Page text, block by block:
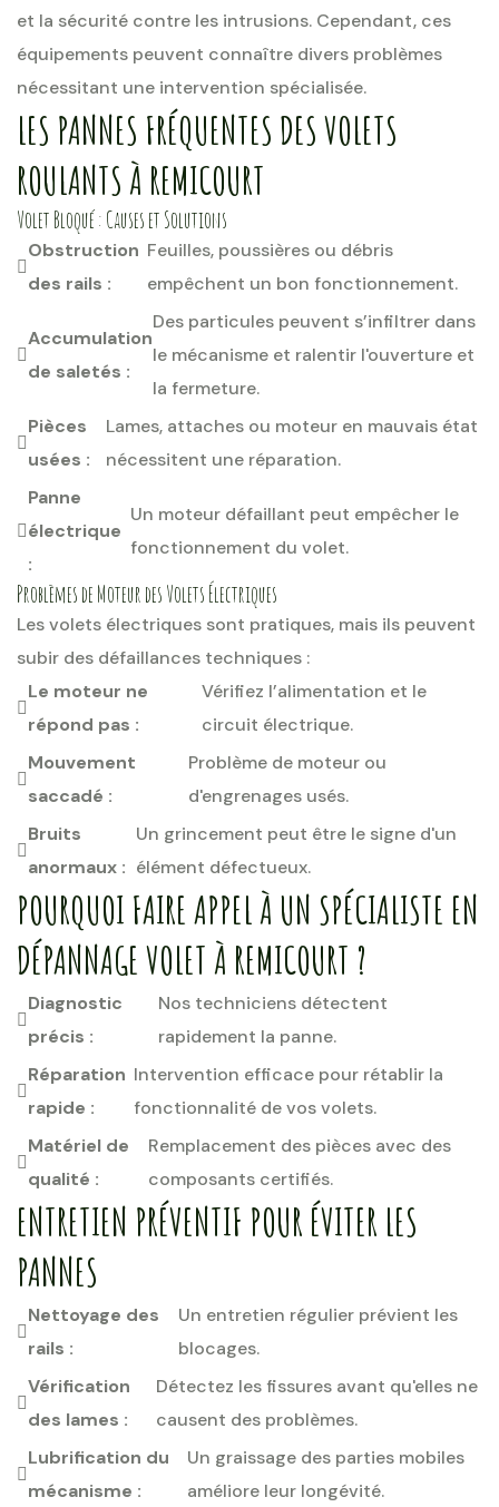
et la sécurité contre les intrusions. Cependant, ces
équipements peuvent connaître divers problèmes
nécessitant une intervention spécialisée.
LES PANNES FRÉQUENTES DES VOLETS
ROULANTS À REMICOURT
Volet Bloqué : Causes et Solutions
Obstruction
des rails :
Feuilles, poussières ou débris
empêchent un bon fonctionnement.
Accumulation
de saletés :
Des particules peuvent s’infiltrer dans
le mécanisme et ralentir l'ouverture et
la fermeture.
Pièces
usées :
Lames, attaches ou moteur en mauvais état
nécessitent une réparation.
Panne
électrique
:
Un moteur défaillant peut empêcher le
fonctionnement du volet.
Problèmes de Moteur des Volets Électriques
Les volets électriques sont pratiques, mais ils peuvent
subir des défaillances techniques :
Le moteur ne
répond pas :
Vérifiez l’alimentation et le
circuit électrique.
Mouvement
saccadé :
Problème de moteur ou
d'engrenages usés.
Bruits
anormaux :
Un grincement peut être le signe d'un
élément défectueux.
POURQUOI FAIRE APPEL À UN SPÉCIALISTE EN
DÉPANNAGE VOLET À REMICOURT ?
Diagnostic
précis :
Nos techniciens détectent
rapidement la panne.
Réparation
rapide :
Intervention efficace pour rétablir la
fonctionnalité de vos volets.
Matériel de
qualité :
Remplacement des pièces avec des
composants certifiés.
ENTRETIEN PRÉVENTIF POUR ÉVITER LES
PANNES
Nettoyage des
rails :
Un entretien régulier prévient les
blocages.
Vérification
des lames :
Détectez les fissures avant qu'elles ne
causent des problèmes.
Lubrification du
mécanisme :
Un graissage des parties mobiles
améliore leur longévité.